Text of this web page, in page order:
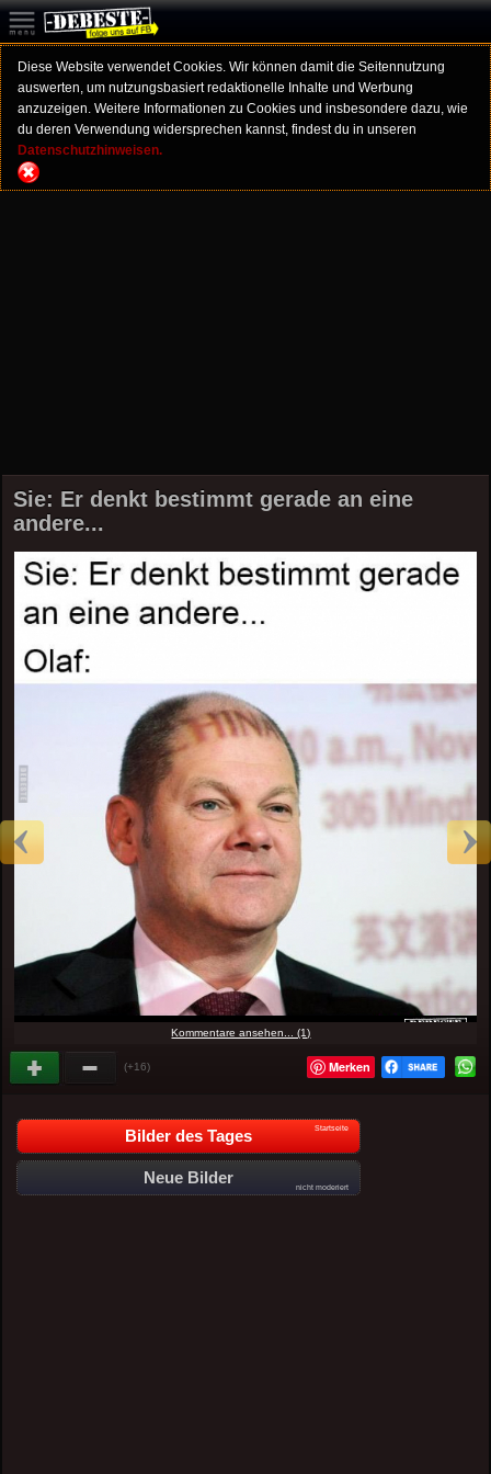
Diese Website verwendet Cookies. Wir können damit die Seitennutzung
auswerten, um nutzungsbasiert redaktionelle Inhalte und Werbung
anzuzeigen. Weitere Informationen zu Cookies und insbesondere dazu, wie
du deren Verwendung widersprechen kannst, findest du in unseren
Datenschutzhinweisen.
Sie: Er denkt bestimmt gerade an eine
andere...
Kommentare ansehen... (1)
(+16) Merken
Bilder des Tages Startseite
Neue Bilder
nicht moderiert